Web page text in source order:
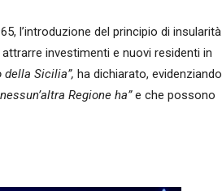
l’introduzione del principio di insularità
investimenti e nuovi residenti in
Sicilia”, ha dichiarato, evidenziando
Regione ha”e che possono